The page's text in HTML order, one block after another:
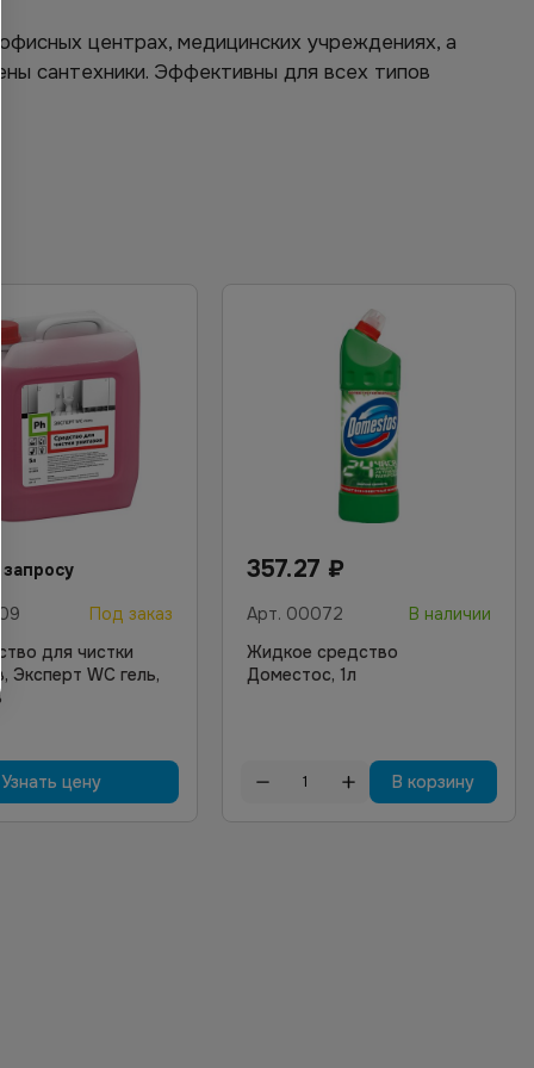
центрах, медицинских учреждениях, а
сантехники. Эффективны для всех типов
запросу
Под заказ
для чистки
Эксперт WC гель,
Узнать цену
357.27 ₽
Арт. 00072
В наличии
Жидкое средство
Доместос, 1л
В корзину